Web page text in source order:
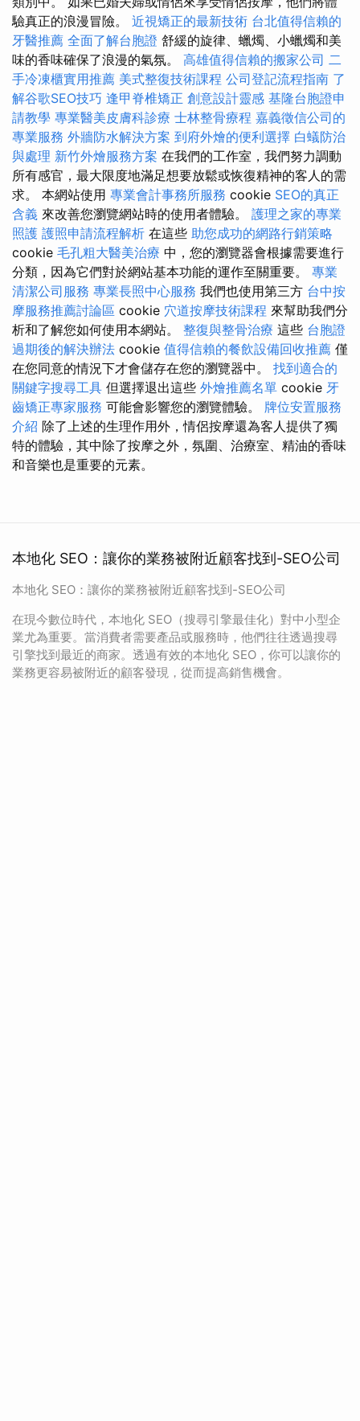
驗真正的浪漫冒險。 近視矯正的最新技術 台北值得信賴的
牙醫推薦 全面了解台胞證 舒緩的旋律、蠟燭、小蠟燭和美
味的香味確保了浪漫的氣氛。 高雄值得信賴的搬家公司 二
手冷凍櫃實用推薦 美式整復技術課程 公司登記流程指南 了
解谷歌SEO技巧 逢甲脊椎矯正 創意設計靈感 基隆台胞證申
請教學 專業醫美皮膚科診療 士林整骨療程 嘉義徵信公司的
專業服務 外牆防水解決方案 到府外燴的便利選擇 白蟻防治
與處理 新竹外燴服務方案 在我們的工作室，我們努力調動
所有感官，最大限度地滿足想要放鬆或恢復精神的客人的需
求。 本網站使用 專業會計事務所服務 cookie SEO的真正
含義 來改善您瀏覽網站時的使用者體驗。 護理之家的專業
照護 護照申請流程解析 在這些 助您成功的網路行銷策略
cookie 毛孔粗大醫美治療 中，您的瀏覽器會根據需要進行
分類，因為它們對於網站基本功能的運作至關重要。 專業
清潔公司服務 專業長照中心服務 我們也使用第三方 台中按
摩服務推薦討論區 cookie 穴道按摩技術課程 來幫助我們分
析和了解您如何使用本網站。 整復與整骨治療 這些 台胞證
過期後的解決辦法 cookie 值得信賴的餐飲設備回收推薦 僅
在您同意的情況下才會儲存在您的瀏覽器中。 找到適合的
關鍵字搜尋工具 但選擇退出這些 外燴推薦名單 cookie 牙
齒矯正專家服務 可能會影響您的瀏覽體驗。 牌位安置服務
介紹 除了上述的生理作用外，情侶按摩還為客人提供了獨
特的體驗，其中除了按摩之外，氛圍、治療室、精油的香味
和音樂也是重要的元素。
本地化 SEO：讓你的業務被附近顧客找到-SEO公司
本地化 SEO：讓你的業務被附近顧客找到-SEO公司
在現今數位時代，本地化 SEO（搜尋引擎最佳化）對中小型企
業尤為重要。當消費者需要產品或服務時，他們往往透過搜尋
引擎找到最近的商家。透過有效的本地化 SEO，你可以讓你的
業務更容易被附近的顧客發現，從而提高銷售機會。